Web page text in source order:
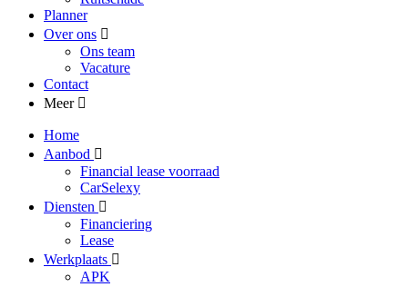
Planner
Over ons
Ons team
Vacature
Contact
Meer
Home
Aanbod
Financial lease voorraad
CarSelexy
Diensten
Financiering
Lease
Werkplaats
APK